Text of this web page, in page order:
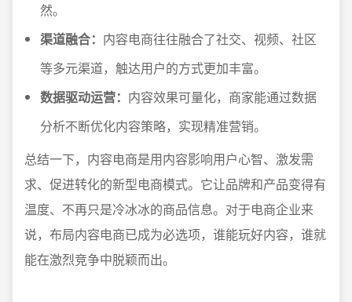
然。
渠道融合： 内容电商往往融合了社交、视频、社区
等多元渠道，触达用户的方式更加丰富。
数据驱动运营： 内容效果可量化，商家能通过数据
分析不断优化内容策略，实现精准营销。
总结一下，内容电商是用内容影响用户心智、激发需
求、促进转化的新型电商模式。它让品牌和产品变得有
温度、不再只是冷冰冰的商品信息。对于电商企业来
说，布局内容电商已成为必选项，谁能玩好内容，谁就
能在激烈竞争中脱颖而出。